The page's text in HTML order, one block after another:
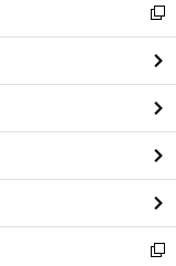
前
へ
閉
る
新
し
い
ウ
ィ
ン
ド
ウ
で
開
く
新